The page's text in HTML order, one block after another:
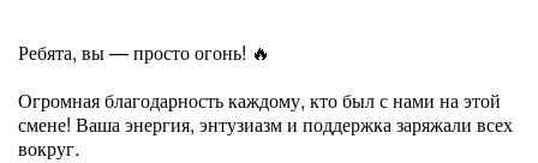
Ребята, вы — просто огонь! 🔥
Огромная благодарность каждому, кто был с нами на этой
смене! Ваша энергия, энтузиазм и поддержка заряжали всех
вокруг.